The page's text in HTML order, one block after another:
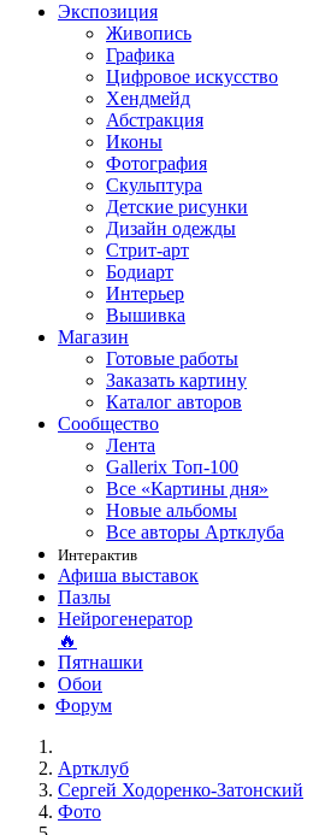
Экспозиция
Живопись
Графика
Цифровое искусство
Хендмейд
Абстракция
Иконы
Фотография
Скульптура
Детские рисунки
Дизайн одежды
Стрит-арт
Бодиарт
Интерьер
Вышивка
Магазин
Готовые работы
Заказать картину
Каталог авторов
Сообщество
Лента
Gallerix Топ-100
Все «Картины дня»
Новые альбомы
Все авторы Артклуба
Интерактив
Афиша выставок
Пазлы
Нейрогенератор
🔥
Пятнашки
Обои
Форум
Артклуб
Сергей Ходоренко-Затонский
Фото